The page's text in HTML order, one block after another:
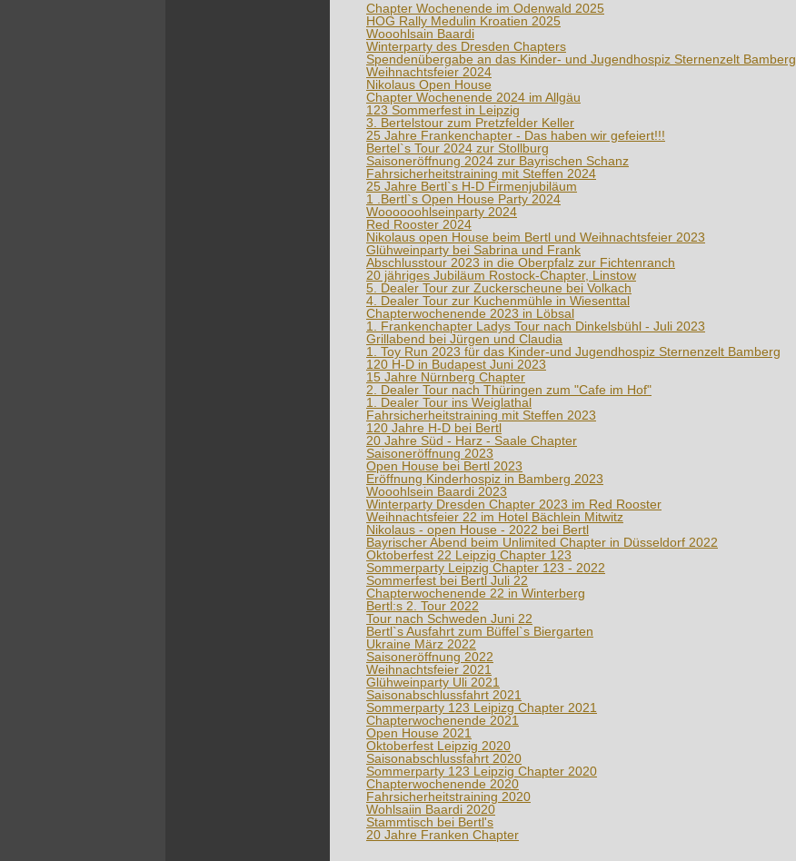
Chapter Wochenende im Odenwald 2025
HOG Rally Medulin Kroatien 2025
Wooohlsain Baardi
Winterparty des Dresden Chapters
Spendenübergabe an das Kinder- und Jugendhospiz Sternenzelt Bamberg
Weihnachtsfeier 2024
Nikolaus Open House
Chapter Wochenende 2024 im Allgäu
123 Sommerfest in Leipzig
3. Bertelstour zum Pretzfelder Keller
25 Jahre Frankenchapter - Das haben wir gefeiert!!!
Bertel`s Tour 2024 zur Stollburg
Saisoneröffnung 2024 zur Bayrischen Schanz
Fahrsicherheitstraining mit Steffen 2024
25 Jahre Bertl`s H-D Firmenjubiläum
1 .Bertl`s Open House Party 2024
Woooooohlseinparty 2024
Red Rooster 2024
Nikolaus open House beim Bertl und Weihnachtsfeier 2023
Glühweinparty bei Sabrina und Frank
Abschlusstour 2023 in die Oberpfalz zur Fichtenranch
20 jähriges Jubiläum Rostock-Chapter, Linstow
5. Dealer Tour zur Zuckerscheune bei Volkach
4. Dealer Tour zur Kuchenmühle in Wiesenttal
Chapterwochenende 2023 in Löbsal
1. Frankenchapter Ladys Tour nach Dinkelsbühl - Juli 2023
Grillabend bei Jürgen und Claudia
1. Toy Run 2023 für das Kinder-und Jugendhospiz Sternenzelt Bamberg
120 H-D in Budapest Juni 2023
15 Jahre Nürnberg Chapter
2. Dealer Tour nach Thüringen zum "Cafe im Hof"
1. Dealer Tour ins Weiglathal
Fahrsicherheitstraining mit Steffen 2023
120 Jahre H-D bei Bertl
20 Jahre Süd - Harz - Saale Chapter
Saisoneröffnung 2023
Open House bei Bertl 2023
Eröffnung Kinderhospiz in Bamberg 2023
Wooohlsein Baardi 2023
Winterparty Dresden Chapter 2023 im Red Rooster
Weihnachtsfeier 22 im Hotel Bächlein Mitwitz
Nikolaus - open House - 2022 bei Bertl
Bayrischer Abend beim Unlimited Chapter in Düsseldorf 2022
Oktoberfest 22 Leipzig Chapter 123
Sommerparty Leipzig Chapter 123 - 2022
Sommerfest bei Bertl Juli 22
Chapterwochenende 22 in Winterberg
Bertl:s 2. Tour 2022
Tour nach Schweden Juni 22
Bertl`s Ausfahrt zum Büffel`s Biergarten
Ukraine März 2022
Saisoneröffnung 2022
Weihnachtsfeier 2021
Glühweinparty Uli 2021
Saisonabschlussfahrt 2021
Sommerparty 123 Leipizg Chapter 2021
Chapterwochenende 2021
Open House 2021
Oktoberfest Leipzig 2020
Saisonabschlussfahrt 2020
Sommerparty 123 Leipzig Chapter 2020
Chapterwochenende 2020
Fahrsicherheitstraining 2020
Wohlsaiin Baardi 2020
Stammtisch bei Bertl's
20 Jahre Franken Chapter